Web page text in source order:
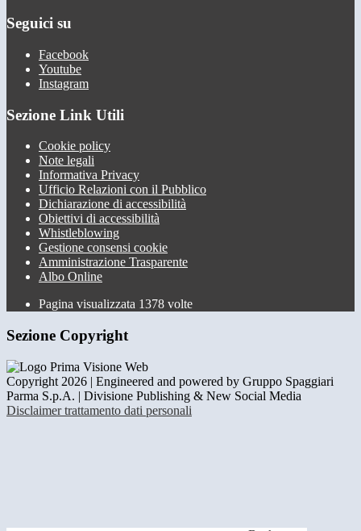
Seguici su
Facebook
Youtube
Instagram
Sezione Link Utili
Cookie policy
Note legali
Informativa Privacy
Ufficio Relazioni con il Pubblico
Dichiarazione di accessibilità
Obiettivi di accessibilità
Whistleblowing
Gestione consensi cookie
Amministrazione Trasparente
Albo Online
Pagina visualizzata 1378 volte
Sezione Copyright
Copyright 2026 | Engineered and powered by Gruppo Spaggiari
Parma S.p.A. | Divisione Publishing & New Social Media
Disclaimer trattamento dati personali